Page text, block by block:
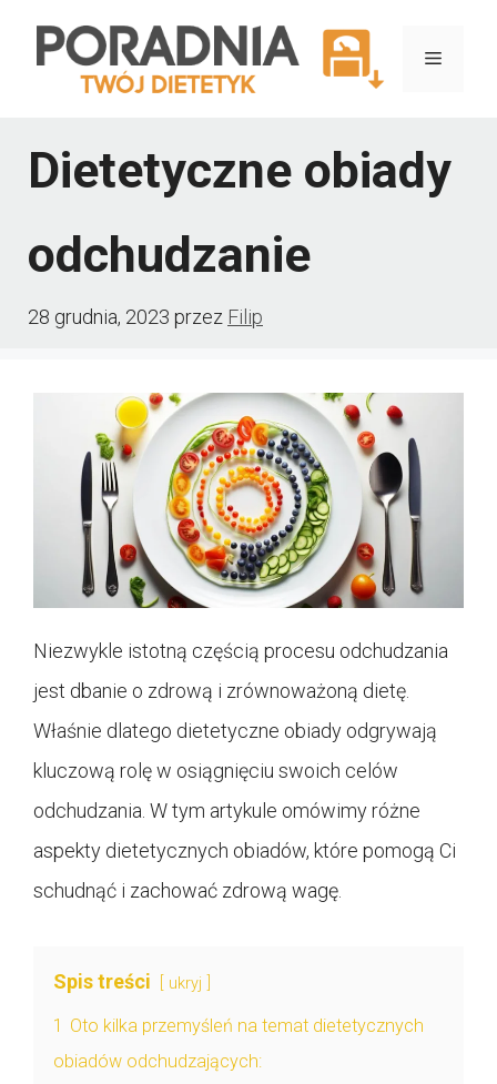
Menu
Dietetyczne obiady
odchudzanie
28 grudnia, 2023 przez Filip
Niezwykle istotną częścią procesu odchudzania
jest dbanie o zdrową i zrównoważoną dietę.
Właśnie dlatego dietetyczne obiady odgrywają
kluczową rolę w osiągnięciu swoich celów
odchudzania. W tym artykule omówimy różne
aspekty dietetycznych obiadów, które pomogą Ci
schudnąć i zachować zdrową wagę.
Spis treści ukryj
1 Oto kilka przemyśleń na temat dietetycznych
obiadów odchudzających: